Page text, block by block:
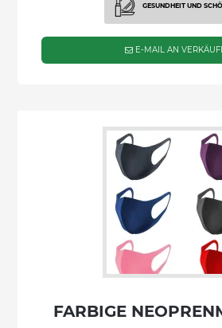
GESUNDHEIT UND
E-MAIL AN
FARBIGE